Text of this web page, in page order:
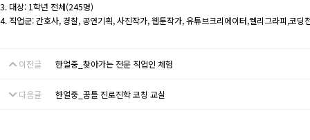
3. 대상: 1학년 전체(245명)
4. 직업군: 간호사, 경찰, 공연기획, 사진작가, 웹툰작가, 유튜브크리에이터,켈리그라피,코딩
이전글 한얼중_찾아가는 전문 직업인 체험
다음글 한얼중_꿈틀 진로진학 코칭 교실